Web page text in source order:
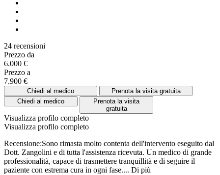
24 recensioni
Prezzo da
6.000 €
Prezzo a
7.900 €
Chiedi al medico
Prenota la visita gratuita
Chiedi al medico
Prenota la visita
gratuita
Visualizza profilo completo
Visualizza profilo completo
Recensione:Sono rimasta molto contenta dell'intervento eseguito dal
Dott. Zangolini e di tutta l'assistenza ricevuta. Un medico di grande
professionalità, capace di trasmettere tranquillità e di seguire il
paziente con estrema cura in ogni fase.... Di più